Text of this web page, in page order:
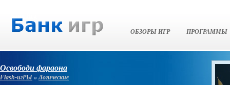
ОБЗОРЫ ИГР ПРОГРАММЫ
Освободи фараона
Flash-игРЫ »Логические